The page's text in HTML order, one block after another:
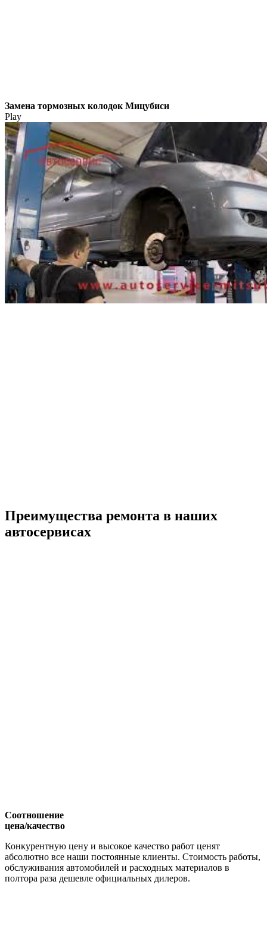
Замена тормозных колодок Мицубиси
Play
Преимущества ремонта в наших
автосервисах
Соотношение
цена/качество
Конкурентную цену и высокое качество работ ценят
абсолютно все наши постоянные клиенты. Стоимость работы,
обслуживания автомобилей и расходных материалов в
полтора раза дешевле официальных дилеров.